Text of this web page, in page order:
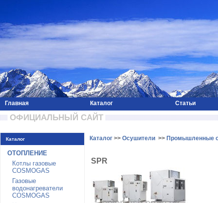
Главная Каталог Статьи
ОФИЦИАЛЬНЫЙ САЙТ
Каталог
ОТОПЛЕНИЕ
Котлы газовые
COSMOGAS
Газовые
водонагреватели
COSMOGAS
Каталог >> Осушители >> Промышленные
SPR